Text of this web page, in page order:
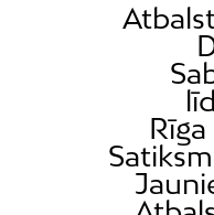
Rīga